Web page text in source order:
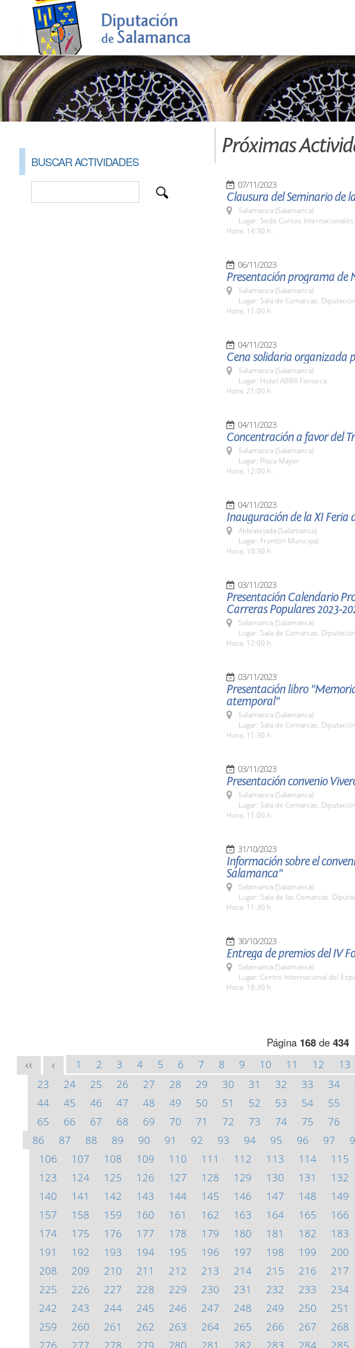
BUSCAR ACTIVIDADES
Próximas
07/11/2023
Clausura del Seminario de
Salamanca (Salamanca)
Lugar: Sede Cursos Internacionales
Hora: 14:30 h.
06/11/2023
Presentación programa de
Salamanca (Salamanca)
Lugar: Sala de Comarcas. Diputación
Hora: 11:00 h.
04/11/2023
Cena solidaria organizada
Salamanca (Salamanca)
Lugar: Hotel ABBA Fonseca
Hora: 21:00 h.
04/11/2023
Concentración a favor del
Salamanca (Salamanca)
Lugar: Plaza Mayor
Hora: 12:00 h.
04/11/2023
Inauguración de la XI Feria
Aldeatejada (Salamanca)
Lugar: Frontón Municipal
Hora: 10:30 h.
03/11/2023
Presentación Calendario
Carreras Populares 2023-
Salamanca (Salamanca)
Lugar: Sala de Comarcas. Diputación
Hora: 12:00 h.
03/11/2023
Presentación libro
atemporal"
Salamanca (Salamanca)
Lugar: Sala de Comarcas. Diputación
Hora: 11:30 h.
03/11/2023
Presentación convenio
Salamanca (Salamanca)
Lugar: Sala de Comarcas. Diputación
Hora: 11:00 h.
31/10/2023
Información sobre el
Salamanca"
Salamanca (Salamanca)
Lugar: Sala de las Comarcas.
Hora: 11:30 h.
30/10/2023
Entrega de premios del IV
Salamanca (Salamanca)
Lugar: Centro Internacional del
Hora: 18:30 h.
Página 168de 434
<< < 1 2 3 4 5 6 7 8 9 10 11 12 13
23
24 25 26 27 28 29 30 31 32 33 34
44
45 46 47 48 49 50 51 52 53 54 55
65
66 67 68 69 70 71 72 73 74 75 76
86
87 88 89 90 91 92 93 94 95 96 97
106
107 108 109 110 111 112 113 114 115
123
124 125 126 127 128 129 130 131 132
140
141 142 143 144 145 146 147 148 149
157
158 159 160 161 162 163 164 165 166
174
175 176 177 178 179 180 181 182 183
191
192 193 194 195 196 197 198 199 200
208
209 210 211 212 213 214 215 216 217
225
226 227 228 229 230 231 232 233 234
242
243 244 245 246 247 248 249 250 251
259
260 261 262 263 264 265 266 267 268